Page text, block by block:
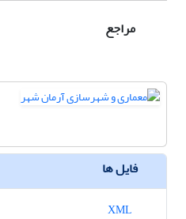
مراجع
فایل ها